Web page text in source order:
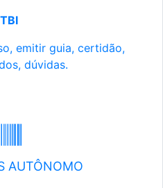
emitir guia, certidão,
dúvidas.
AUTÔNOMO